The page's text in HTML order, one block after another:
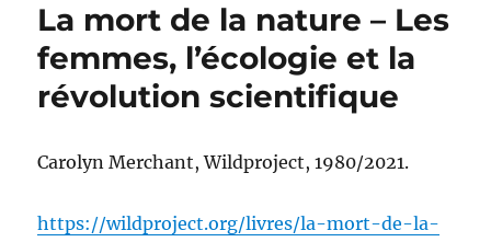
La mort de la nature – Les
femmes, l’écologie et la
révolution scientifique
Carolyn Merchant, Wildproject, 1980/2021.
https://wildproject.org/livres/la-mort-de-la-